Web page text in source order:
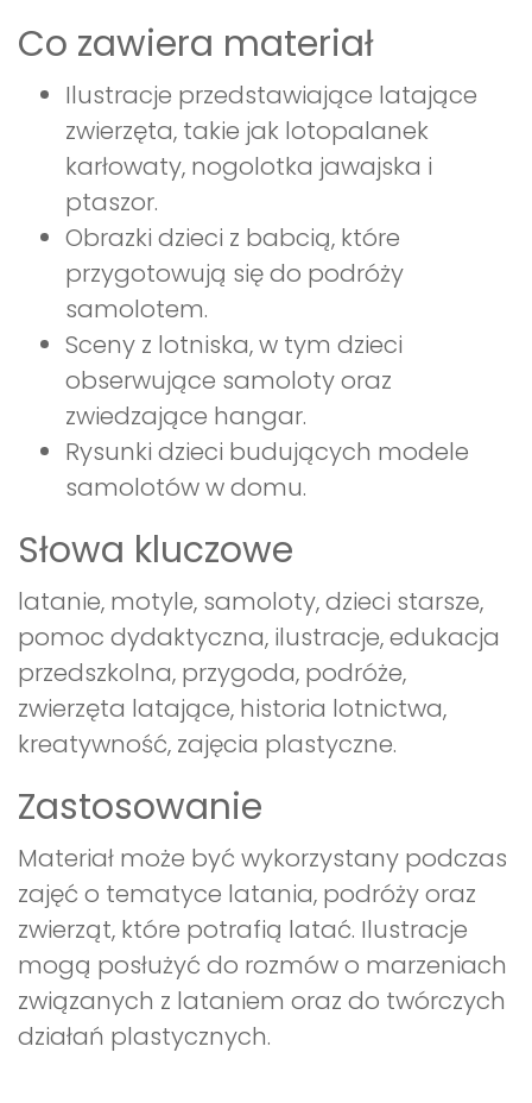
Co zawiera materiał
Ilustracje przedstawiające latające
zwierzęta, takie jak lotopalanek
karłowaty, nogolotka jawajska i
ptaszor.
Obrazki dzieci z babcią, które
przygotowują się do podróży
samolotem.
Sceny z lotniska, w tym dzieci
obserwujące samoloty oraz
zwiedzające hangar.
Rysunki dzieci budujących modele
samolotów w domu.
Słowa kluczowe
latanie, motyle, samoloty, dzieci starsze,
pomoc dydaktyczna, ilustracje, edukacja
przedszkolna, przygoda, podróże,
zwierzęta latające, historia lotnictwa,
kreatywność, zajęcia plastyczne.
Zastosowanie
Materiał może być wykorzystany podczas
zajęć o tematyce latania, podróży oraz
zwierząt, które potrafią latać. Ilustracje
mogą posłużyć do rozmów o marzeniach
związanych z lataniem oraz do twórczych
działań plastycznych.